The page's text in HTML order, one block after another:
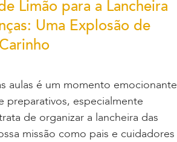
Limão para a Lancheira
Uma Explosão de
aulas é um momento emocionante
preparativos, especialmente
de organizar a lancheira das
missão como pais e cuidadores